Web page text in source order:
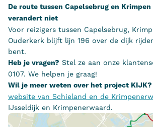
De route tussen Capelsebrug en
verandert niet
Voor reizigers tussen Capelsebrug,
Ouderkerk blijft lijn 196 over de dijk
bent.
Heb je vragen? Stel ze aan onze
0107. We helpen je graag!
Wil je meer weten over het project KIJK?
website van Schieland en de
IJsseldijk en Krimpenerwaard.